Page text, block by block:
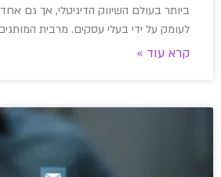
ביותר בעולם השיווק הדיגיטלי, אך גם
לעומק על ידי בעלי עסקים. מרבית
קרא עוד »